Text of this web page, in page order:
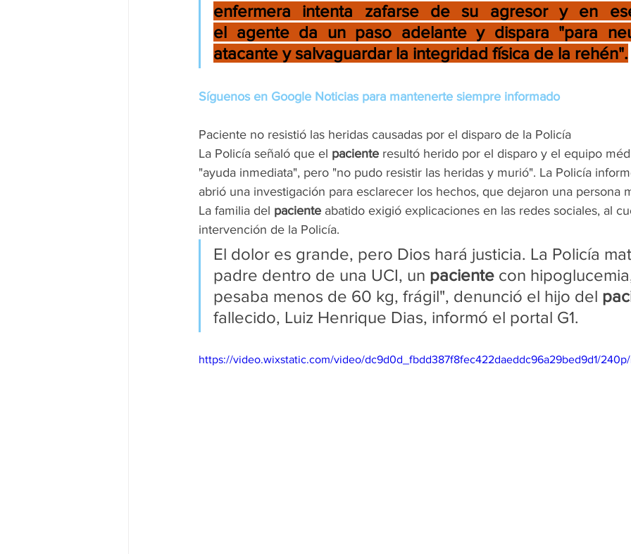
enfermera intenta zafarse de su agresor y en
el agente da un paso adelante y dispara "para
atacante y salvaguardar la integridad física de la rehén".
Síguenos en Google Noticias para mantenerte siempre informado
Paciente no resistió las heridas causadas por el disparo de la Policía
La Policía señaló que el paciente resultó herido por el disparo y el equipo
"ayuda inmediata", pero "no pudo resistir las heridas y murió". La Policía
abrió una investigación para esclarecer los hechos, que dejaron una persona
La familia del paciente abatido exigió explicaciones en las redes sociales, al
intervención de la Policía.
El dolor es grande, pero Dios hará justicia. La Policía
padre dentro de una UCI, un paciente con
pesaba menos de 60 kg, frágil", denunció el hijo del
fallecido, Luiz Henrique Dias, informó el portal G1.
https://video.wixstatic.com/video/dc9d0d_fbdd387f8fec422daeddc96a29bed9d1/